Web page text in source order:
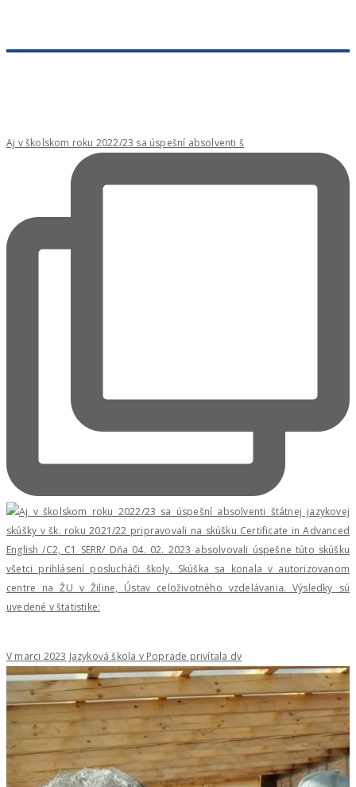
Aj v školskom roku 2022/23 sa úspešní absolventi š
V marci 2023 Jazyková škola v Poprade privítala dv